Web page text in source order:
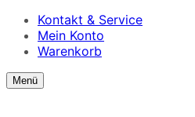
Kontakt & Service
Mein Konto
Warenkorb
Suchformular
Suchformular
Menü